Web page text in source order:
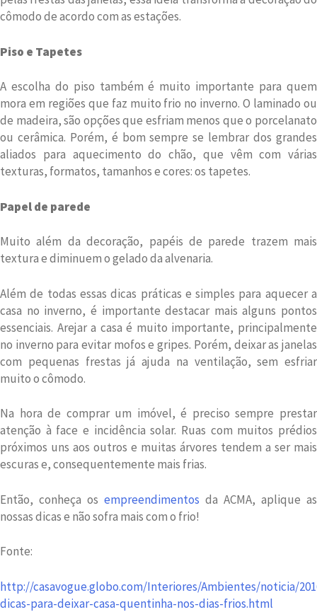
cômodo de acordo com as estações.
Piso e Tapetes
A escolha do piso também é muito importante para quem
mora em regiões que faz muito frio no inverno. O laminado ou
de madeira, são opções que esfriam menos que o porcelanato
ou cerâmica. Porém, é bom sempre se lembrar dos grandes
aliados para aquecimento do chão, que vêm com várias
texturas, formatos, tamanhos e cores: os tapetes.
Papel de parede
Muito além da decoração, papéis de parede trazem mais
textura e diminuem o gelado da alvenaria.
Além de todas essas dicas práticas e simples para aquecer a
casa no inverno, é importante destacar mais alguns pontos
essenciais. Arejar a casa é muito importante, principalmente
no inverno para evitar mofos e gripes. Porém, deixar as janelas
com pequenas frestas já ajuda na ventilação, sem esfriar
muito o cômodo.
Na hora de comprar um imóvel, é preciso sempre prestar
atenção à face e incidência solar. Ruas com muitos prédios
próximos uns aos outros e muitas árvores tendem a ser mais
escuras e, consequentemente mais frias.
Então, conheça os empreendimentos da ACMA, aplique as
nossas dicas e não sofra mais com o frio!
Fonte:
http://casavogue.globo.com/Interiores/Ambientes/noticia/
dicas-para-deixar-casa-quentinha-nos-dias-frios.html